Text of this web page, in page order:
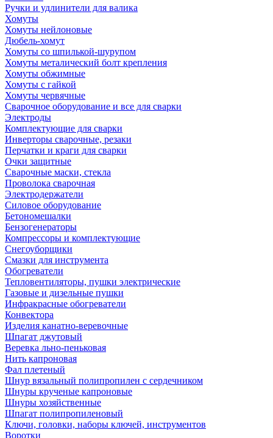
Ручки и удлинители для валика
Хомуты
Хомуты нейлоновые
Дюбель-хомут
Хомуты со шпилькой-шурупом
Хомуты металический болт крепления
Хомуты обжимные
Хомуты с гайкой
Хомуты червячные
Сварочное оборудование и все для сварки
Электроды
Комплектующие для сварки
Инверторы сварочные, резаки
Перчатки и краги для сварки
Очки защитные
Сварочные маски, стекла
Проволока сварочная
Электродержатели
Силовое оборудование
Бетономешалки
Бензогенераторы
Компрессоры и комплектующие
Снегоуборщики
Смазки для инструмента
Обогреватели
Тепловентиляторы, пушки электрические
Газовые и дизельные пушки
Инфракрасные обогреватели
Конвектора
Изделия канатно-веревочные
Шпагат джутовый
Веревка льно-пеньковая
Нить капроновая
Фал плетеный
Шнур вязальный полипропилен с сердечником
Шнуры крученые капроновые
Шнуры хозяйственные
Шпагат полипропиленовый
Ключи, головки, наборы ключей, инструментов
Воротки